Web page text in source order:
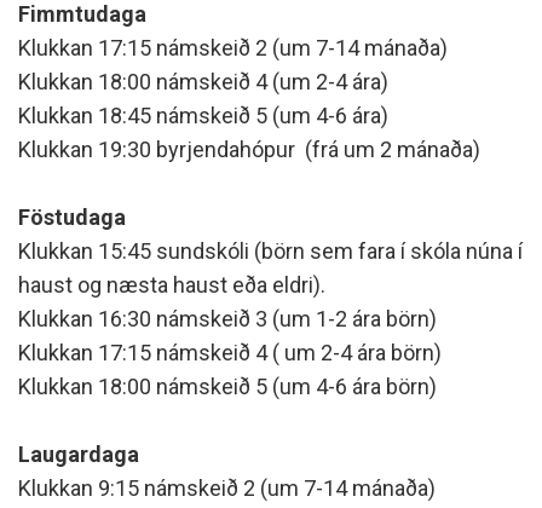
Fimmtudaga
Klukkan 17:15 námskeið 2 (um 7-14 mánaða)
Klukkan 18:00 námskeið 4 (um 2-4 ára)
Klukkan 18:45 námskeið 5 (um 4-6 ára)
Klukkan 19:30 byrjendahópur (frá um 2 mánaða)
Föstudaga
Klukkan 15:45 sundskóli (börn sem fara í skóla núna í
haust og næsta haust eða eldri).
Klukkan 16:30 námskeið 3 (um 1-2 ára börn)
Klukkan 17:15 námskeið 4 ( um 2-4 ára börn)
Klukkan 18:00 námskeið 5 (um 4-6 ára börn)
Laugardaga
Klukkan 9:15 námskeið 2 (um 7-14 mánaða)